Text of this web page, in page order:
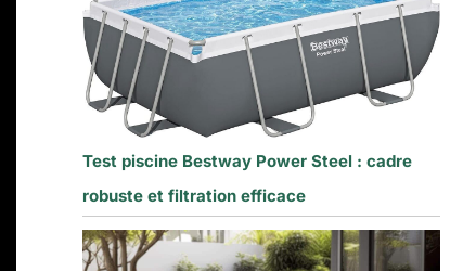
Test piscine Bestway Power Steel : cadre
robuste et filtration efficace